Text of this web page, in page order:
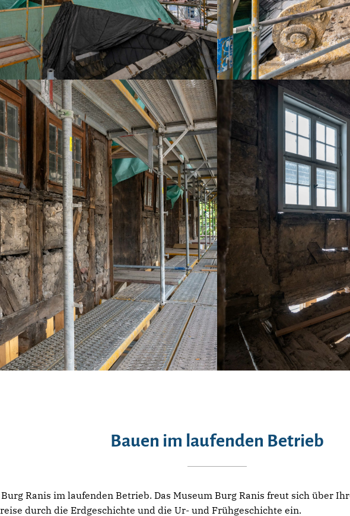
Bauen im laufenden Betrieb
Ranis im laufenden Betrieb. Das Museum Burg Ranis freut sich über
durch die Erdgeschichte und die Ur- und Frühgeschichte ein.